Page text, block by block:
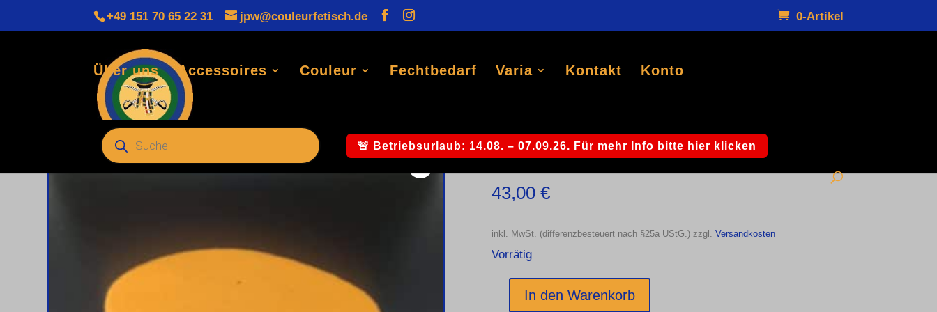
+49 151 70 65 22 31 jpw@couleurfetisch.de 0-Artikel
Über uns Accessoires Couleur Fechtbedarf Varia Kontakt Konto
Products
search
🚨 Betriebsurlaub: 14.08. – 07.09.26. Für mehr Info bitte hier klicken
Products
/Varia/Studentika
Mütze rot/gold/grün mit orangenem Deckel
43,00€
inkl. MwSt. (differenzbesteuert nach §25a UStG.) zzgl.Versandkosten
Vorrätig
Mütze
In den Warenkorb